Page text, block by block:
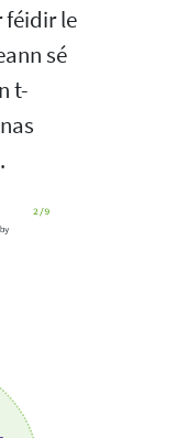
féidir le
sé
t-